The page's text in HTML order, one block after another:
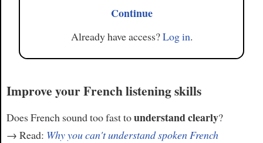
Continue
Already have access?Log in.
Improve your French listening skills
Does French sound too fast tounderstand clearly?
→ Read: Why you can't understand spoken French